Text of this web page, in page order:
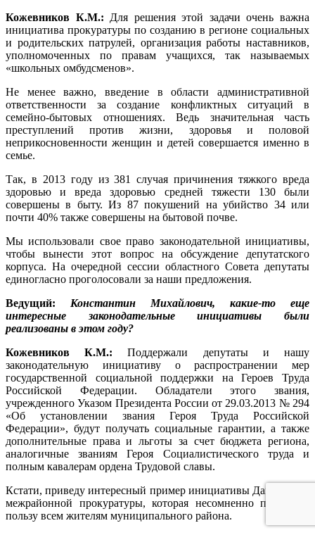
Кожевников К.М.: Для решения этой задачи очень важна
инициатива прокуратуры по созданию в регионе социальных
и родительских патрулей, организация работы наставников,
уполномоченных по правам учащихся, так называемых
«школьных омбудсменов».
Не менее важно, введение в области административной
ответственности за создание конфликтных ситуаций в
семейно-бытовых отношениях. Ведь значительная часть
преступлений против жизни, здоровья и половой
неприкосновенности женщин и детей совершается именно в
семье.
Так, в 2013 году из 381 случая причинения тяжкого вреда
здоровью и вреда здоровью средней тяжести 130 были
совершены в быту. Из 87 покушений на убийство 34 или
почти 40% также совершены на бытовой почве.
Мы использовали свое право законодательной инициативы,
чтобы вынести этот вопрос на обсуждение депутатского
корпуса. На очередной сессии областного Совета депутаты
единогласно проголосовали за наши предложения.
Ведущий: Константин Михайлович, какие-то еще
интересные законодательные инициативы были
реализованы в этом году?
Кожевников К.М.: Поддержали депутаты и нашу
законодательную инициативу о распространении мер
государственной социальной поддержки на Героев Труда
Российской Федерации. Обладатели этого звания,
учрежденного Указом Президента России от 29.03.2013 № 294
«Об установлении звания Героя Труда Российской
Федерации», будут получать социальные гарантии, а также
дополнительные права и льготы за счет бюджета региона,
аналогичные званиям Героя Социалистического труда и
полным кавалерам ордена Трудовой славы.
Кстати, приведу интересный пример инициативы Данковской
межрайонной прокуратуры, которая несомненно пошла на
пользу всем жителям муниципального района.